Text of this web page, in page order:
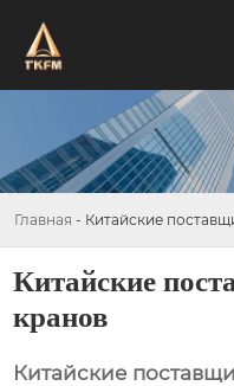
Главная - Китайские
Китайские
кранов
Китайские